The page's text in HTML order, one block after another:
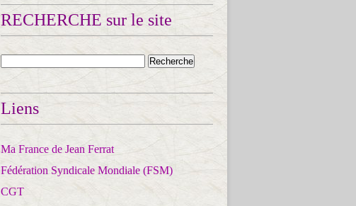
RECHERCHE sur le site
Liens
Ma France de Jean Ferrat
Fédération Syndicale Mondiale (FSM)
CGT